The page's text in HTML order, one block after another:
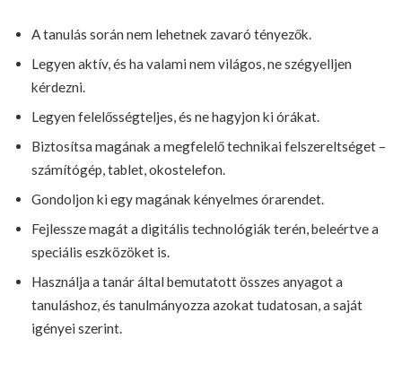
A tanulás során nem lehetnek zavaró tényezők.
Legyen aktív, és ha valami nem világos, ne szégyelljen
kérdezni.
Legyen felelősségteljes, és ne hagyjon ki órákat.
Biztosítsa magának a megfelelő technikai felszereltséget –
számítógép, tablet, okostelefon.
Gondoljon ki egy magának kényelmes órarendet.
Fejlessze magát a digitális technológiák terén, beleértve a
speciális eszközöket is.
Használja a tanár által bemutatott összes anyagot a
tanuláshoz, és tanulmányozza azokat tudatosan, a saját
igényei szerint.